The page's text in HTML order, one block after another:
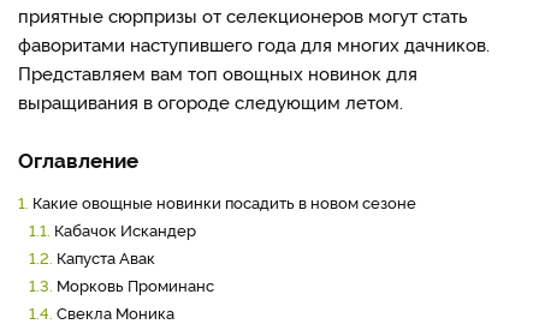
приятные сюрпризы от селекционеров могут стать
фаворитами наступившего года для многих дачников.
Представляем вам топ овощных новинок для
выращивания в огороде следующим летом.
Оглавление
1. Какие овощные новинки посадить в новом сезоне
1.1. Кабачок Искандер
1.2. Капуста Авак
1.3. Морковь Проминанс
1.4. Свекла Моника